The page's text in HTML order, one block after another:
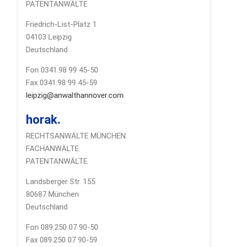
PATENTANWÄLTE
Friedrich-List-Platz 1
04103 Leipzig
Deutschland
Fon 0341.98 99 45-50
Fax 0341.98 99 45-59
leipzig@anwalthannover.com
horak.
RECHTSANWÄLTE MÜNCHEN
FACHANWÄLTE
PATENTANWÄLTE
Landsberger Str. 155
80687 München
Deutschland
Fon 089.250 07 90-50
Fax 089.250 07 90-59